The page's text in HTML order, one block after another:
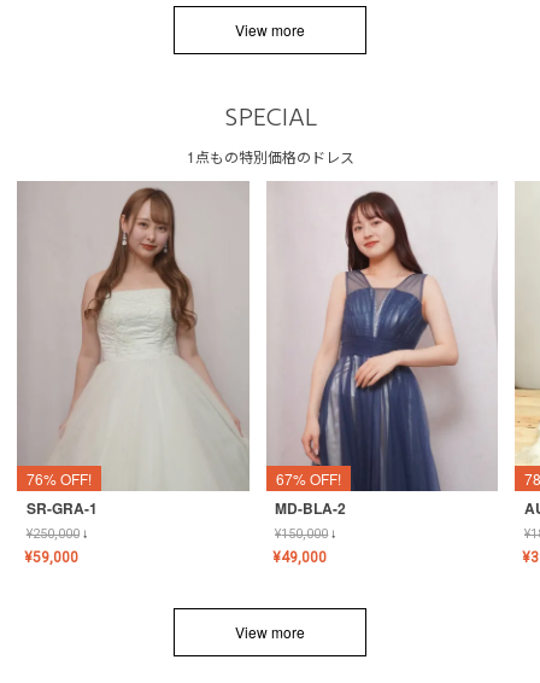
View more
SPECIAL
1点もの特別価格のドレス
76% OFF!
SR-GRA-1
¥250,000↓
¥59,000
67% OFF!
MD-BLA-2
¥150,000↓
¥49,000
¥
¥
View more